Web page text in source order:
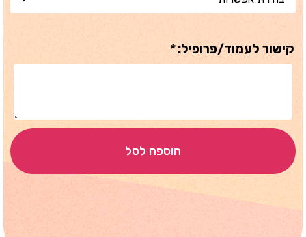
קישור לעמוד/פרופיל:*
הוספה לסל